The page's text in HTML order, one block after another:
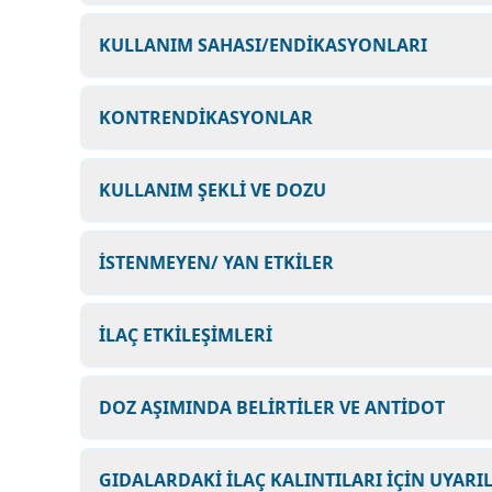
KULLANIM SAHASI/ENDİKASYONLARI
KONTRENDİKASYONLAR
KULLANIM ŞEKLİ VE DOZU
İSTENMEYEN/ YAN ETKİLER
İLAÇ ETKİLEŞİMLERİ
DOZ AŞIMINDA BELİRTİLER VE ANTİDOT
GIDALARDAKİ İLAÇ KALINTILARI İÇİN